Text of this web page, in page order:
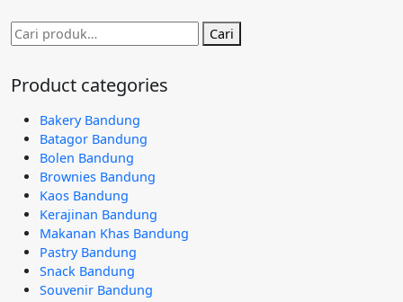
Pencarian
untuk:
Cari
Product categories
Bakery Bandung
Batagor Bandung
Bolen Bandung
Brownies Bandung
Kaos Bandung
Kerajinan Bandung
Makanan Khas Bandung
Pastry Bandung
Snack Bandung
Souvenir Bandung